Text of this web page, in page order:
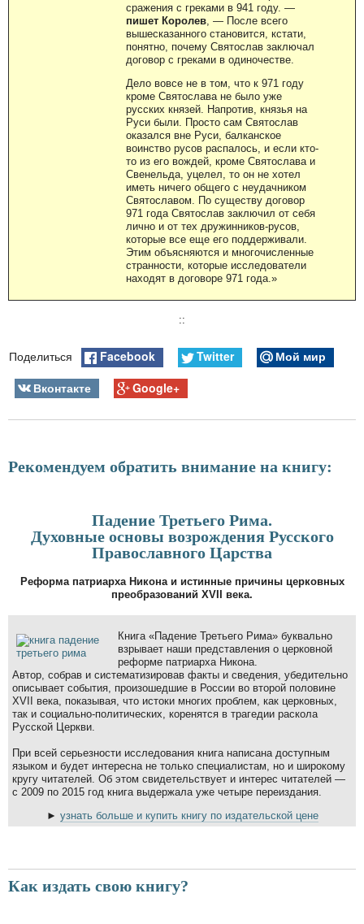
сражения с греками в 941 году. —
пишет Королев , — После всего
вышесказанного становится, кстати,
понятно, почему Святослав заключал
договор с греками в одиночестве.
Дело вовсе не в том, что к 971 году
кроме Святослава не было уже
русских князей. Напротив, князья на
Руси были. Просто сам Святослав
оказался вне Руси, балканское
воинство русов распалось, и если кто-
то из его вождей, кроме Святослава и
Свенельда, уцелел, то он не хотел
иметь ничего общего с неудачником
Святославом. По существу договор
971 года Святослав заключил от себя
лично и от тех дружинников-русов,
которые все еще его поддерживали.
Этим объясняются и многочисленные
странности, которые исследователи
находят в договоре 971 года.»
::
Поделиться Facebook Twitter
Мой мир
Вконтакте
Google+
Рекомендуем обратить внимание на книгу:
Падение Третьего Рима.
Духовные основы возрождения Русского
Православного Царства
Реформа патриарха Никона и истинные причины церковных
преобразований XVII века.
Книга «Падение Третьего Рима» буквально
взрывает наши представления о церковной
реформе патриарха Никона.
Автор, собрав и систематизировав факты и сведения, убедительно
описывает события, произошедшие в России во второй половине
XVII века, показывая, что истоки многих проблем, как церковных,
так и социально-политических, коренятся в трагедии раскола
Русской Церкви.
При всей серьезности исследования книга написана доступным
языком и будет интересна не только специалистам, но и широкому
кругу читателей. Об этом свидетельствует и интерес читателей —
с 2009 по 2015 год книга выдержала уже четыре переиздания.
► узнать больше и купить книгу по издательской цене
Как издать свою книгу?